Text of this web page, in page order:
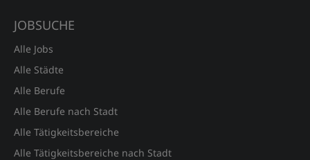
JOBSUCHE
Alle Jobs
Alle Städte
Alle Berufe
Alle Berufe nach Stadt
Alle Tätigkeitsbereiche
Alle Tätigkeitsbereiche nach Stadt